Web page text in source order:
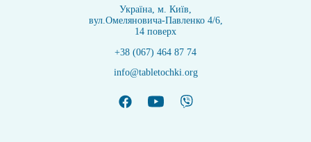
Україна, м. Київ,
вул.Омеляновича-Павленко 4/6,
14 поверх
+38 (067) 464 87 74
info@tabletochki.org